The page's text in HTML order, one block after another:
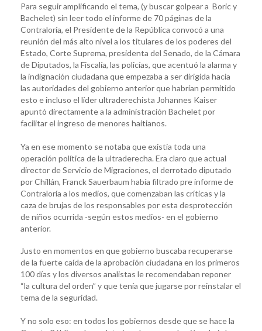
Para seguir amplificando el tema, (y buscar golpear a Boric y
Bachelet) sin leer todo el informe de 70 páginas de la
Contraloría, el Presidente de la República convocó a una
reunión del más alto nivel a los titulares de los poderes del
Estado, Corte Suprema, presidenta del Senado, de la Cámara
de Diputados, la Fiscalía, las policías, que acentuó la alarma y
la indignación ciudadana que empezaba a ser dirigida hacia
las autoridades del gobierno anterior que habrían permitido
esto e incluso el líder ultraderechista Johannes Kaiser
apuntó directamente a la administración Bachelet por
facilitar el ingreso de menores haitianos.
Ya en ese momento se notaba que existía toda una
operación política de la ultraderecha. Era claro que actual
director de Servicio de Migraciones, el derrotado diputado
por Chillán, Franck Sauerbaum había filtrado pre informe de
Contraloría a los medios, que comenzaban las críticas y la
caza de brujas de los responsables por esta desprotección
de niños ocurrida -según estos medios- en el gobierno
anterior.
Justo en momentos en que gobierno buscaba recuperarse
de la fuerte caída de la aprobación ciudadana en los primeros
100 días y los diversos analistas le recomendaban reponer
“la cultura del orden” y que tenía que jugarse por reinstalar el
tema de la seguridad.
Y no solo eso: en todos los gobiernos desde que se hace la